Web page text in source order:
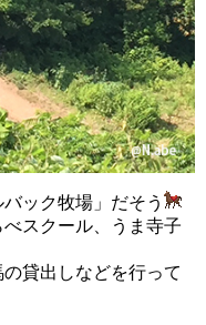
ック牧場」だそう
スクール、うま寺子
貸出しなどを行って